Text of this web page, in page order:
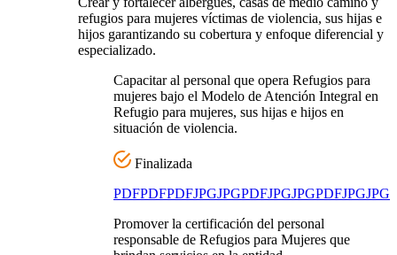
refugios para mujeres víctimas de violencia, sus hijas e
hijos garantizando su cobertura y enfoque diferencial y
especializado.
Capacitar al personal que opera Refugios para
mujeres bajo el Modelo de Atención Integral en
Refugio para mujeres, sus hijas e hijos en
situación de violencia.
Finalizada
PDFPDFPDFJPGJPGPDFJPGJPGPDFJPGJPG
Promover la certificación del personal
responsable de Refugios para Mujeres que